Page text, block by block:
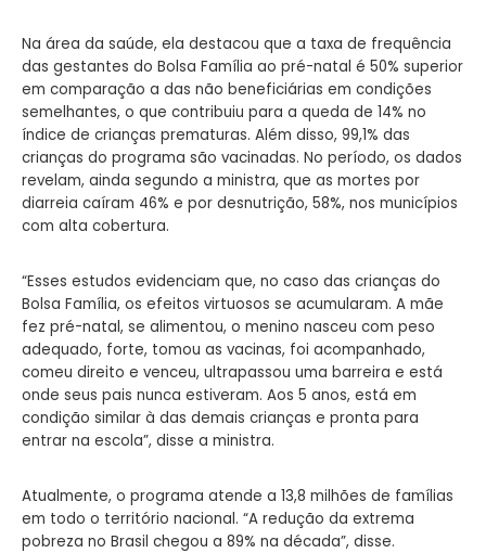
Na área da saúde, ela destacou que a taxa de frequência
das gestantes do Bolsa Família ao pré-natal é 50% superior
em comparação a das não beneficiárias em condições
semelhantes, o que contribuiu para a queda de 14% no
índice de crianças prematuras. Além disso, 99,1% das
crianças do programa são vacinadas. No período, os dados
revelam, ainda segundo a ministra, que as mortes por
diarreia caíram 46% e por desnutrição, 58%, nos municípios
com alta cobertura.
“Esses estudos evidenciam que, no caso das crianças do
Bolsa Família, os efeitos virtuosos se acumularam. A mãe
fez pré-natal, se alimentou, o menino nasceu com peso
adequado, forte, tomou as vacinas, foi acompanhado,
comeu direito e venceu, ultrapassou uma barreira e está
onde seus pais nunca estiveram. Aos 5 anos, está em
condição similar à das demais crianças e pronta para
entrar na escola”, disse a ministra.
Atualmente, o programa atende a 13,8 milhões de famílias
em todo o território nacional. “A redução da extrema
pobreza no Brasil chegou a 89% na década”, disse.